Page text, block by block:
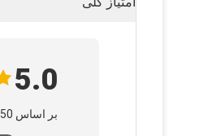
5.0
بر اساس 50 بررسی برای این تامین‌کننده